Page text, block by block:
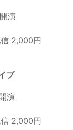
演
2,000円
ブ
演
2,000円